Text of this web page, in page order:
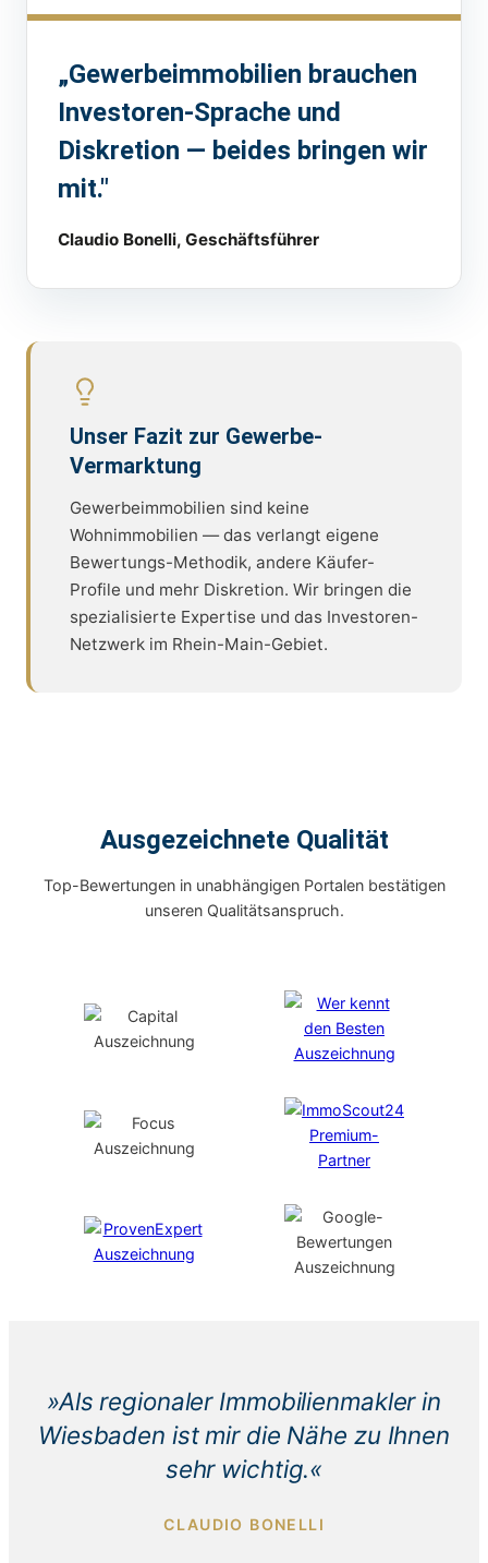
„Gewerbeimmobilien brauchen
Investoren-Sprache und
Diskretion — beides bringen wir
mit."
Claudio Bonelli, Geschäftsführer
Unser Fazit zur Gewerbe-
Vermarktung
Gewerbeimmobilien sind keine
Wohnimmobilien — das verlangt eigene
Bewertungs-Methodik, andere Käufer-
Profile und mehr Diskretion. Wir bringen die
spezialisierte Expertise und das Investoren-
Netzwerk im Rhein-Main-Gebiet.
Ausgezeichnete Qualität
Top-Bewertungen in unabhängigen Portalen bestätigen
unseren Qualitätsanspruch.
»Als regionaler Immobilienmakler in
Wiesbaden ist mir die Nähe zu Ihnen
sehr wichtig.«
CLAUDIO BONELLI